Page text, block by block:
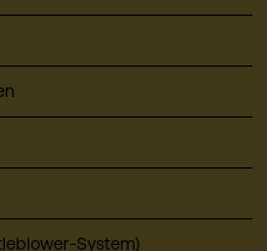
System)